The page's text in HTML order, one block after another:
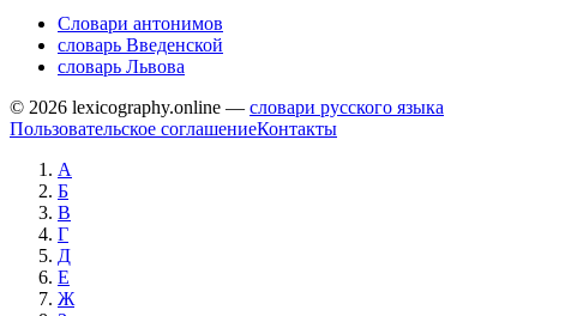
Словари антонимов
словарь Введенской
словарь Львова
© 2026 lexicography.online — словари русского языка
Пользовательское соглашениеКонтакты
А
Б
В
Г
Д
Е
Ж